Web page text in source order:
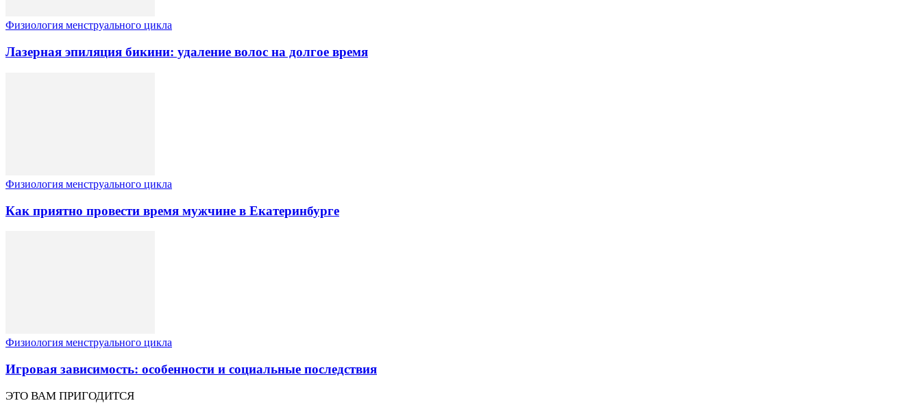
Физиология менструального цикла
Лазерная эпиляция бикини: удаление волос на долгое время
Физиология менструального цикла
Как приятно провести время мужчине в Екатеринбурге
Физиология менструального цикла
Игровая зависимость: особенности и социальные последствия
ЭТО ВАМ ПРИГОДИТСЯ